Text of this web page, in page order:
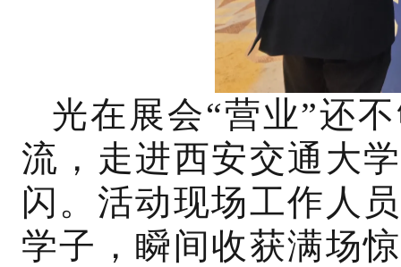
光在展会“营业”还
流，走进西安交通大
闪。活动现场工作人
学子，瞬间收获满场